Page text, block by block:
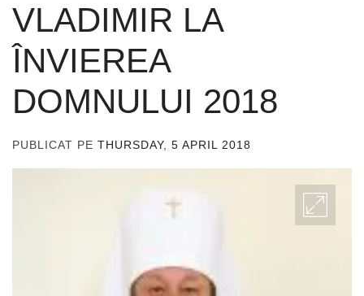
VLADIMIR LA
ÎNVIEREA
DOMNULUI 2018
PUBLICAT PE THURSDAY, 5 APRIL 2018